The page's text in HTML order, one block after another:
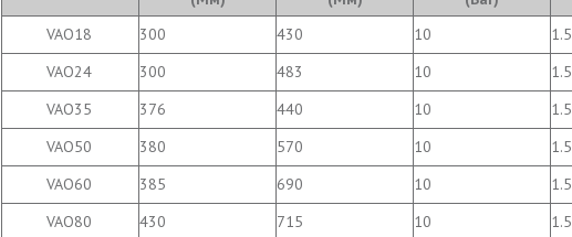
VAO18
300 430 10 1.5
VAO24
300 483 10 1.5
VAO35
376 440 10 1.5
VAO50
380 570 10 1.5
VAO60
385 690 10 1.5
VAO80
430 715 10 1.5